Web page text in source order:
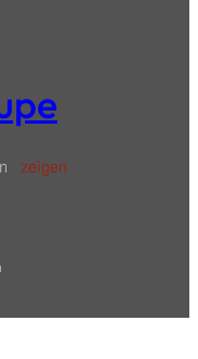
zeigen